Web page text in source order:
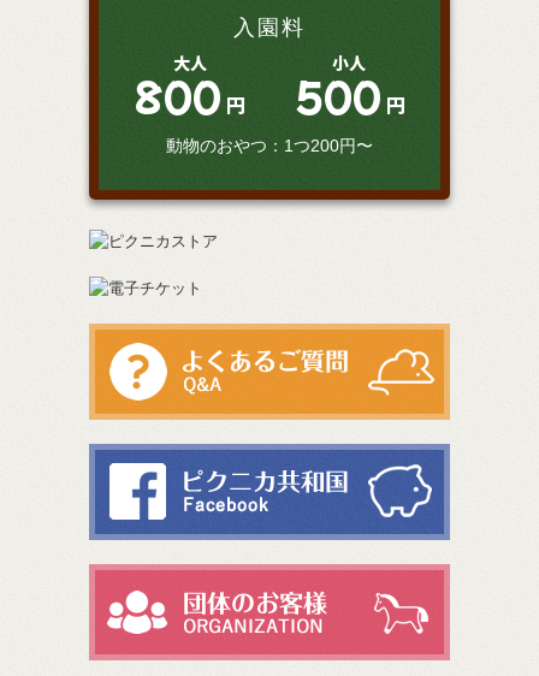
入園料
大人
800 円
小人
500 円
動物のおやつ：1つ200円〜